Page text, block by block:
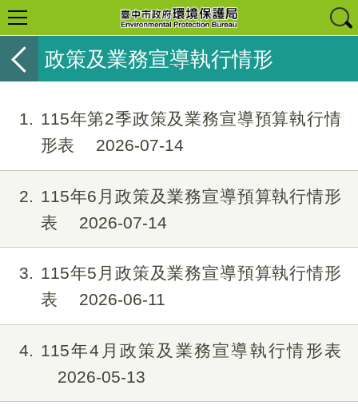
政策及業務宣導執行情形
1
115年第2季政策及業務宣導預算執行情
形表
2026-07-14
2
115年6月政策及業務宣導預算執行情形
表
2026-07-14
3
115年5月政策及業務宣導預算執行情形
表
2026-06-11
4
115年4月政策及業務宣導執行情形表
2026-05-13